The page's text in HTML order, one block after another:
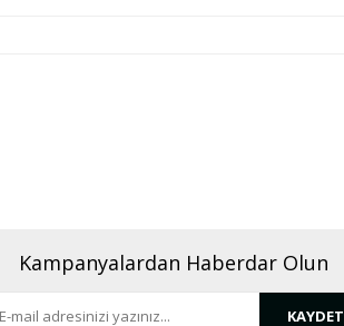
Kampanyalardan Haberdar Olun
KAYDET